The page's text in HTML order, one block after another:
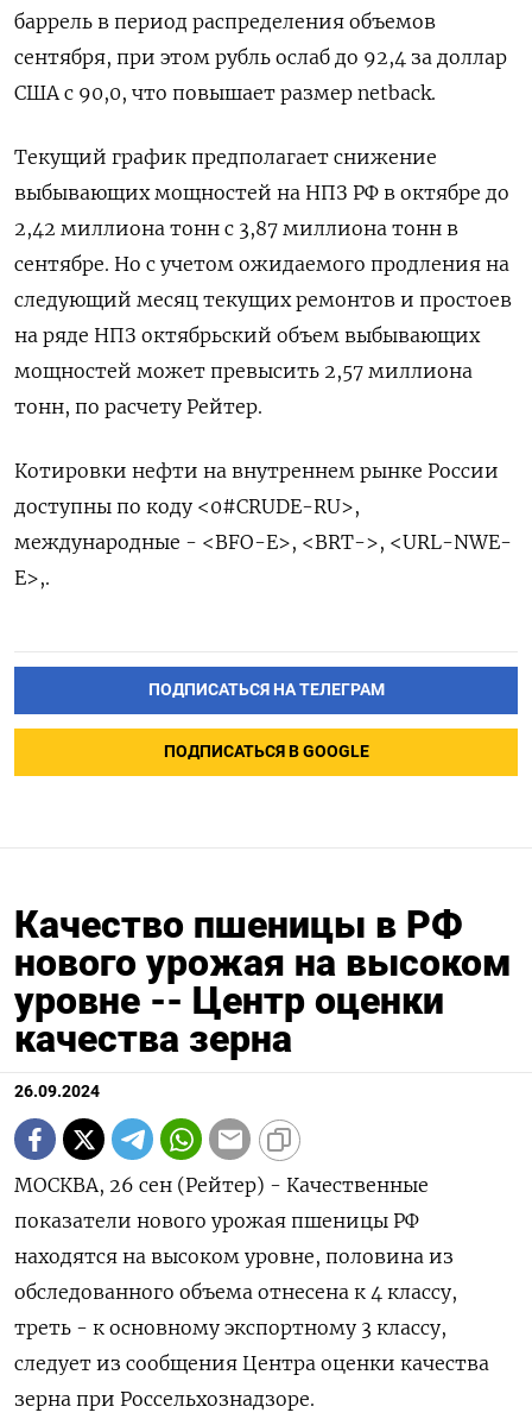
баррель в период распределения объемов
сентября, при этом рубль ослаб до 92,4 за доллар
США с 90,0, что повышает размер netback.
Текущий график предполагает снижение
выбывающих мощностей на НПЗ РФ в октябре до
2,42 миллиона тонн с 3,87 миллиона тонн в
сентябре. Но с учетом ожидаемого продления на
следующий месяц текущих ремонтов и простоев
на ряде НПЗ октябрьский объем выбывающих
мощностей может превысить 2,57 миллиона
тонн, по расчету Рейтер.
Котировки нефти на внутреннем рынке России
доступны по коду <0#CRUDE-RU>,
международные - <BFO-E>, <BRT->, <URL-NWE-
E>,.
ПОДПИСАТЬСЯ НА ТЕЛЕГРАМ
ПОДПИСАТЬСЯ В GOOGLE
Качество пшеницы в РФ
нового урожая на высоком
уровне -- Центр оценки
качества зерна
26.09.2024
МОСКВА, 26 сен (Рейтер) - Качественные
показатели нового урожая пшеницы РФ
находятся на высоком уровне, половина из
обследованного объема отнесена к 4 классу,
треть - к основному экспортному 3 классу,
следует из сообщения Центра оценки качества
зерна при Россельхознадзоре.